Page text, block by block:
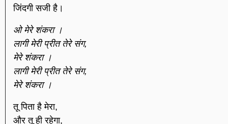
जिंदगी सजी है।
ओ मेरे शंकरा ।
लागी मेरी प्रीत तेरे संग,
मेरे शंकरा ।
लागी मेरी प्रीत तेरे संग,
मेरे शंकरा ।
तू पिता है मेरा,
और तू ही रहेगा,